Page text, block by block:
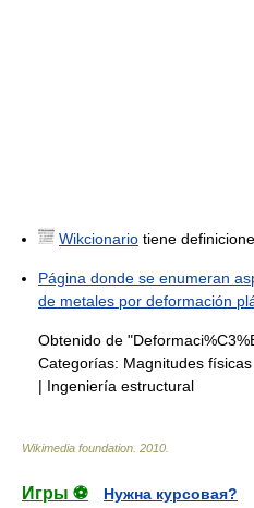
Wikcionario tiene
Página donde se enumeran
de metales por deformación
Obtenido de
Categorías: Magnitudes físicas
| Ingeniería estructural
Wikimedia foundation 2010
Игры ⚽
Нужна курсовая?